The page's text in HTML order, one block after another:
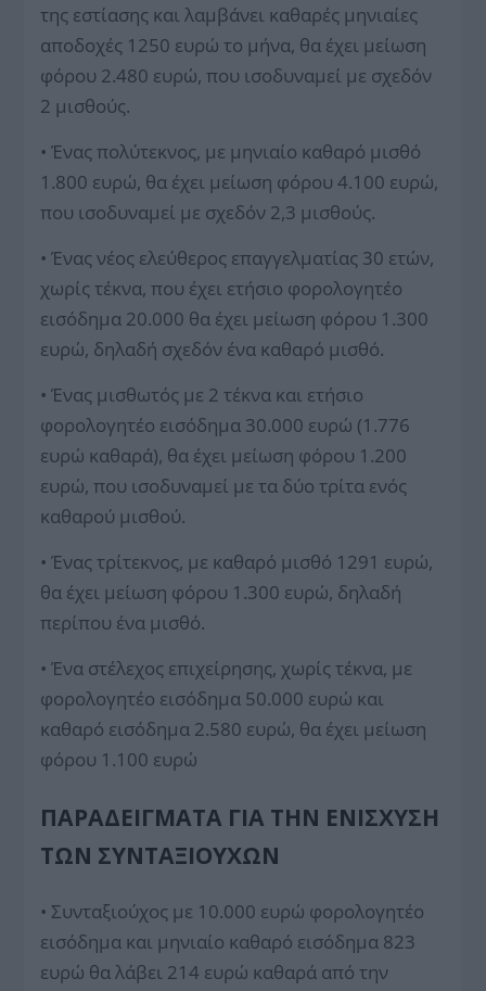
της εστίασης και λαμβάνει καθαρές μηνιαίες
αποδοχές 1250 ευρώ το μήνα, θα έχει μείωση
φόρου 2.480 ευρώ, που ισοδυναμεί με σχεδόν
2 μισθούς.
• Ένας πολύτεκνος, με μηνιαίο καθαρό μισθό
1.800 ευρώ, θα έχει μείωση φόρου 4.100 ευρώ,
που ισοδυναμεί με σχεδόν 2,3 μισθούς.
• Ένας νέος ελεύθερος επαγγελματίας 30 ετών,
χωρίς τέκνα, που έχει ετήσιο φορολογητέο
εισόδημα 20.000 θα έχει μείωση φόρου 1.300
ευρώ, δηλαδή σχεδόν ένα καθαρό μισθό.
• Ένας μισθωτός με 2 τέκνα και ετήσιο
φορολογητέο εισόδημα 30.000 ευρώ (1.776
ευρώ καθαρά), θα έχει μείωση φόρου 1.200
ευρώ, που ισοδυναμεί με τα δύο τρίτα ενός
καθαρού μισθού.
• Ένας τρίτεκνος, με καθαρό μισθό 1291 ευρώ,
θα έχει μείωση φόρου 1.300 ευρώ, δηλαδή
περίπου ένα μισθό.
• Ένα στέλεχος επιχείρησης, χωρίς τέκνα, με
φορολογητέο εισόδημα 50.000 ευρώ και
καθαρό εισόδημα 2.580 ευρώ, θα έχει μείωση
φόρου 1.100 ευρώ
ΠΑΡΑΔΕΊΓΜΑΤΑ ΓΙΑ ΤΗΝ ΕΝΊΣΧΥΣΗ
ΤΩΝ ΣΥΝΤΑΞΙΟΎΧΩΝ
• Συνταξιούχος με 10.000 ευρώ φορολογητέο
εισόδημα και μηνιαίο καθαρό εισόδημα 823
ευρώ θα λάβει 214 ευρώ καθαρά από την